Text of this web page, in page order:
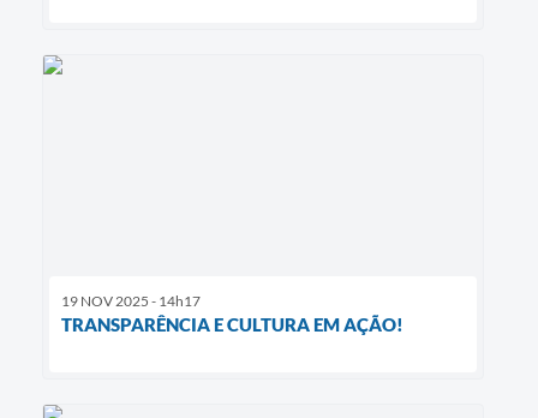
19 NOV 2025 - 14h17
TRANSPARÊNCIA E CULTURA EM AÇÃO!